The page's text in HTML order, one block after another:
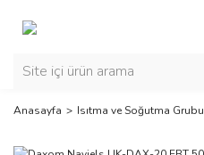
Anasayfa Isıtma ve Soğutma Grubu